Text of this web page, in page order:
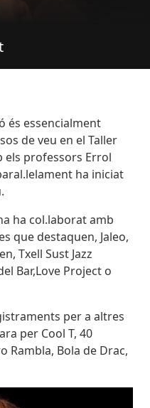
és essencialment
de veu en el Taller
els professors Errol
ha iniciat
ha col.laborat amb
que destaquen, Jaleo,
Txell Sust Jazz
Bar,Love Project o
per a altres
per Cool T, 40
Rambla, Bola de Drac,